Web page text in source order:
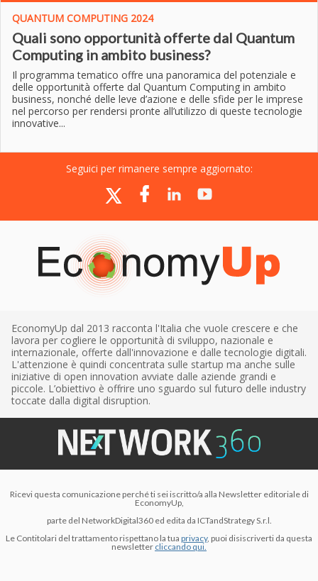
QUANTUM COMPUTING 2024
Quali sono opportunità offerte dal Quantum
Computing in ambito business?
Il programma tematico offre una panoramica del potenziale e
delle opportunità offerte dal Quantum Computing in ambito
business, nonché delle leve d’azione e delle sfide per le imprese
nel percorso per rendersi pronte all’utilizzo di queste tecnologie
innovative...
Seguici per rimanere sempre aggiornato:
EconomyUp dal 2013 racconta l'Italia che vuole crescere e che
lavora per cogliere le opportunità di sviluppo, nazionale e
internazionale, offerte dall'innovazione e dalle tecnologie digitali.
L'attenzione è quindi concentrata sulle startup ma anche sulle
iniziative di open innovation avviate dalle aziende grandi e
piccole. L’obiettivo è offrire uno sguardo sul futuro delle industry
toccate dalla digital disruption.
Ricevi questa comunicazione perché ti sei iscritto/a alla Newsletter editoriale di
EconomyUp,
parte del NetworkDigital360 ed edita da ICTandStrategy S.r.l.
Le Contitolari del trattamento rispettano la tua privacy, puoi disiscriverti da questa
newsletter cliccando qui.